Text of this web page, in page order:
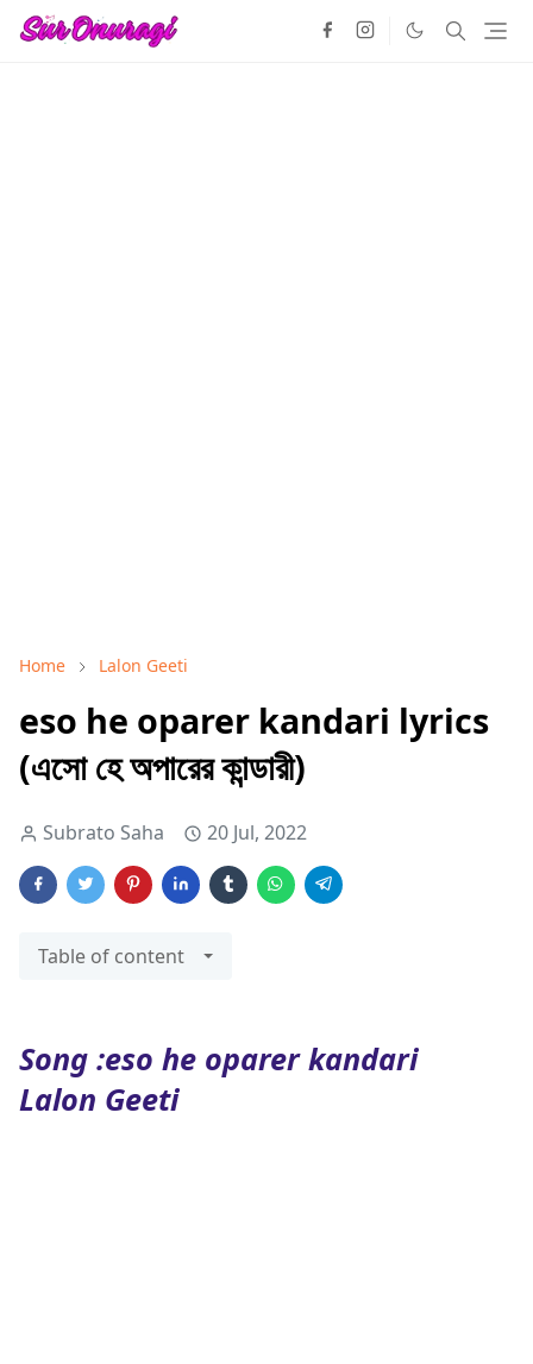
Home Lalon Geeti
eso he oparer kandari lyrics
(এসো হে অপারের কান্ডারী)
Subrato Saha 20 Jul, 2022
Table of content
Song :eso he oparer kandari
Lalon Geeti